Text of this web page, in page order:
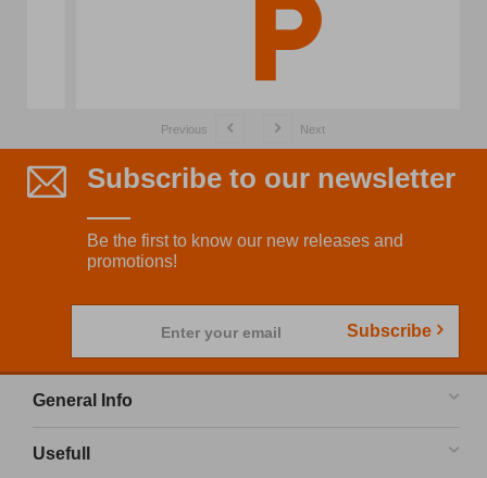
Previous Next
Subscribe to our newsletter
Be the first to know our new releases and
promotions!
Enter your email Subscribe
General Info
Usefull